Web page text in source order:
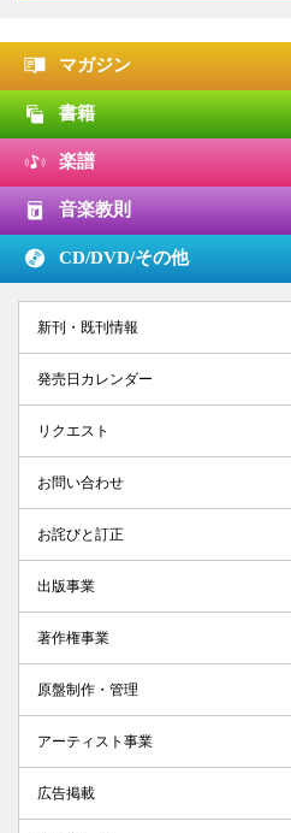
マガジン
書籍
楽譜
音楽教則
CD/DVD/その他
新刊・既刊情報
発売日カレンダー
リクエスト
お問い合わせ
お詫びと訂正
出版事業
著作権事業
原盤制作・管理
アーティスト事業
広告掲載